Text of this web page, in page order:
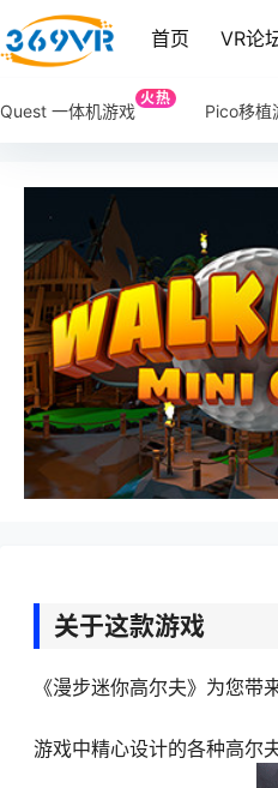
首页 VR论
Quest 一体机游戏
火热
Pico移植
关于这款游戏
《漫步迷你高尔夫》为您带
游戏中精心设计的各种高尔